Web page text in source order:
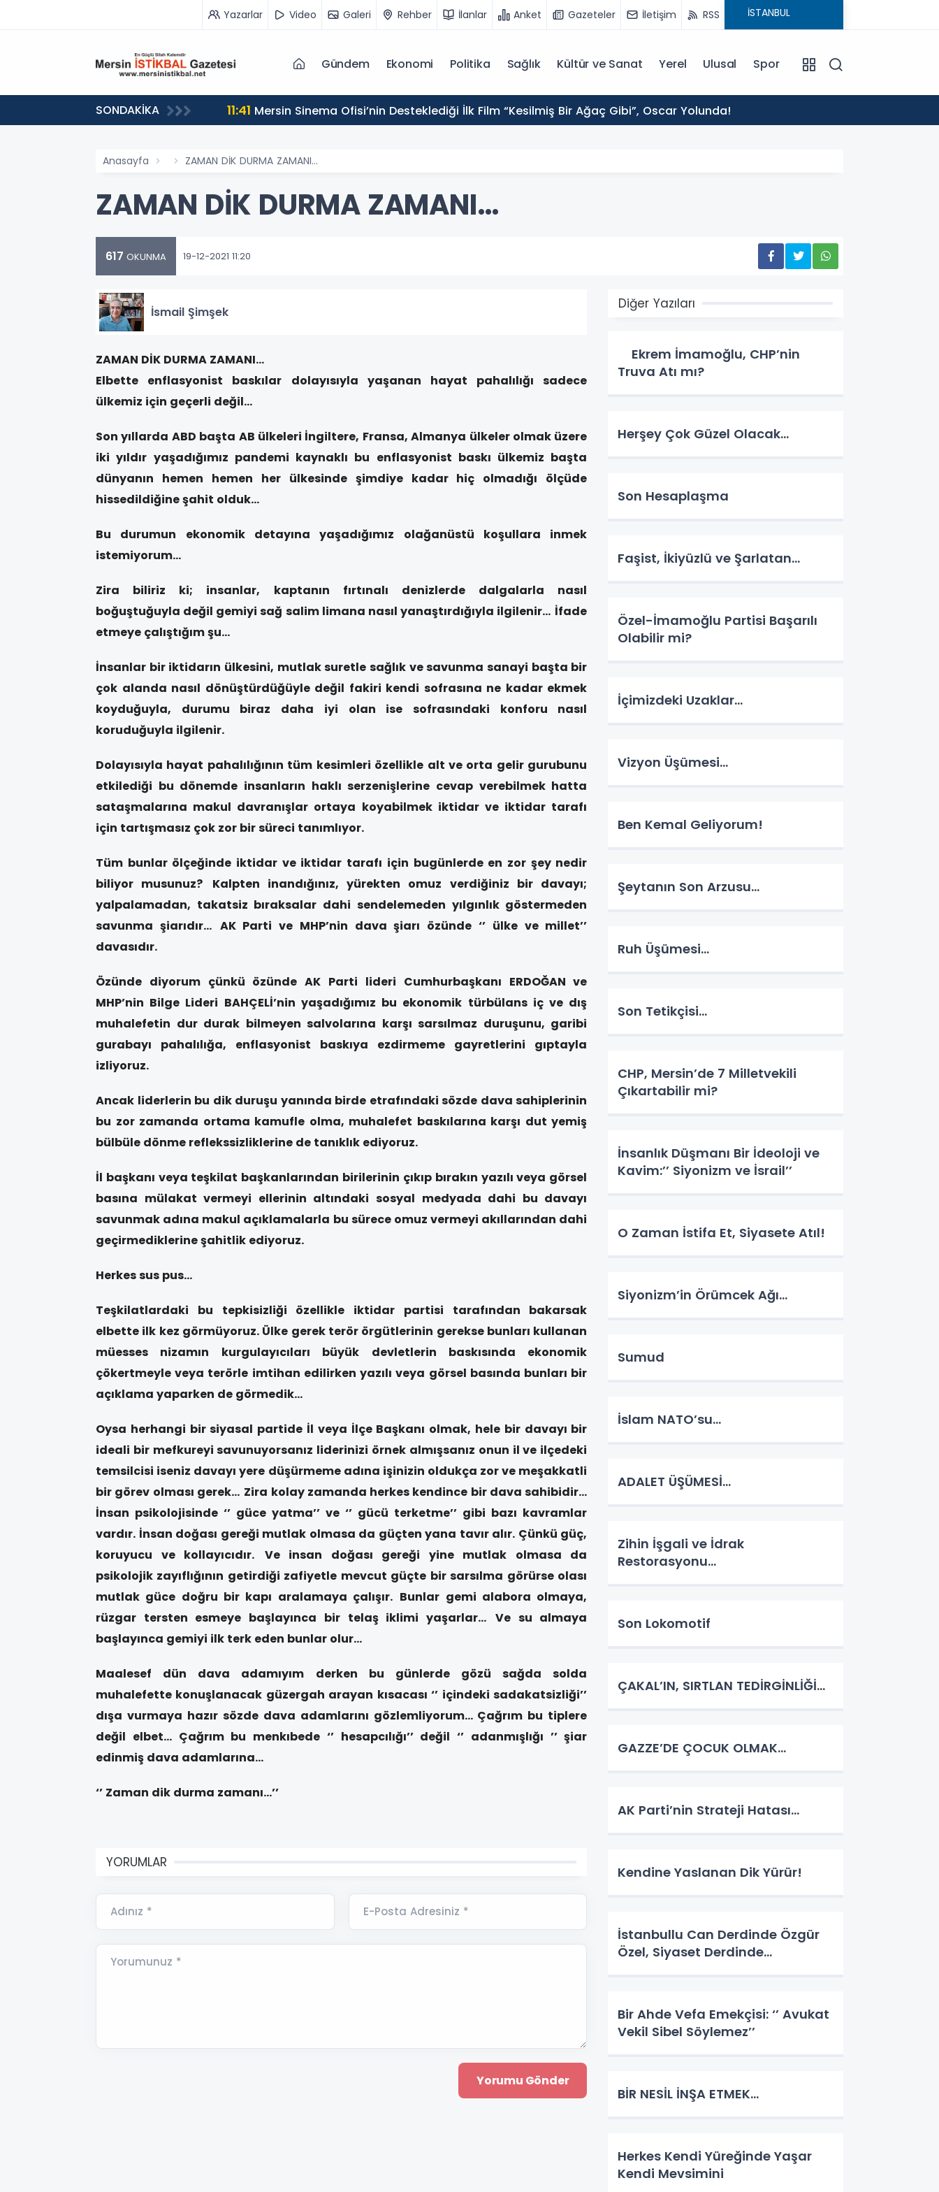
Yazarlar Video Galeri Rehber İlanlar Anket Gazeteler İletişim RSS
Gündem Ekonomi Politika Sağlık Kültür ve Sanat Yerel Ulusal Spor
SONDAKİKA 11:41 Mersin Sinema Ofisi’nin Desteklediği İlk Film “Kesilmiş Bir Ağaç Gibi”, Oscar Yolunda!
Anasayfa ZAMAN DİK DURMA ZAMANI…
ZAMAN DİK DURMA ZAMANI…
617 OKUNMA 19-12-2021 11:20
İsmail Şimşek
ZAMAN DİK DURMA ZAMANI…
Elbette enflasyonist baskılar dolayısıyla yaşanan hayat pahalılığı sadece
ülkemiz için geçerli değil…
Son yıllarda ABD başta AB ülkeleri İngiltere, Fransa, Almanya ülkeler olmak üzere
iki yıldır yaşadığımız pandemi kaynaklı bu enflasyonist baskı ülkemiz başta
dünyanın hemen hemen her ülkesinde şimdiye kadar hiç olmadığı ölçüde
hissedildiğine şahit olduk…
Bu durumun ekonomik detayına yaşadığımız olağanüstü koşullara inmek
istemiyorum…
Zira biliriz ki; insanlar, kaptanın fırtınalı denizlerde dalgalarla nasıl
boğuştuğuyla değil gemiyi sağ salim limana nasıl yanaştırdığıyla ilgilenir… İfade
etmeye çalıştığım şu…
İnsanlar bir iktidarın ülkesini, mutlak suretle sağlık ve savunma sanayi başta bir
çok alanda nasıl dönüştürdüğüyle değil fakiri kendi sofrasına ne kadar ekmek
koyduğuyla, durumu biraz daha iyi olan ise sofrasındaki konforu nasıl
koruduğuyla ilgilenir.
Dolayısıyla hayat pahalılığının tüm kesimleri özellikle alt ve orta gelir gurubunu
etkilediği bu dönemde insanların haklı serzenişlerine cevap verebilmek hatta
sataşmalarına makul davranışlar ortaya koyabilmek iktidar ve iktidar tarafı
için tartışmasız çok zor bir süreci tanımlıyor.
Tüm bunlar ölçeğinde iktidar ve iktidar tarafı için bugünlerde en zor şey nedir
biliyor musunuz?
Kalpten inandığınız, yürekten omuz verdiğiniz bir davayı;
yalpalamadan, takatsiz bıraksalar dahi sendelemeden yılgınlık göstermeden
savunma şiarıdır… AK Parti ve MHP’nin dava şiarı özünde ‘’ ülke ve millet’’
davasıdır.
Özünde diyorum çünkü özünde AK Parti lideri Cumhurbaşkanı ERDOĞAN ve
MHP’nin Bilge Lideri BAHÇELİ’nin yaşadığımız bu ekonomik türbülans iç ve dış
muhalefetin dur durak bilmeyen salvolarına karşı sarsılmaz duruşunu, garibi
gurabayı pahalılığa, enflasyonist baskıya ezdirmeme gayretlerini gıptayla
izliyoruz.
Ancak liderlerin bu dik duruşu yanında birde etrafındaki sözde dava sahiplerinin
bu zor zamanda ortama kamufle olma, muhalefet baskılarına karşı dut yemiş
bülbüle dönme reflekssizliklerine de tanıklık ediyoruz.
İl başkanı veya teşkilat başkanlarından birilerinin çıkıp bırakın yazılı veya görsel
basına mülakat vermeyi ellerinin altındaki sosyal medyada dahi bu davayı
savunmak adına makul açıklamalarla bu sürece omuz vermeyi akıllarından dahi
geçirmediklerine şahitlik ediyoruz.
Herkes sus pus…
Teşkilatlardaki bu tepkisizliği özellikle iktidar partisi tarafından bakarsak
elbette ilk kez görmüyoruz. Ülke gerek terör örgütlerinin gerekse bunları kullanan
müesses nizamın kurgulayıcıları büyük devletlerin baskısında ekonomik
çökertmeyle veya terörle imtihan edilirken yazılı veya görsel basında bunları bir
açıklama yaparken de görmedik…
Oysa herhangi bir siyasal partide İl veya İlçe Başkanı olmak, hele bir davayı bir
ideali bir mefkureyi savunuyorsanız liderinizi örnek almışsanız onun il ve ilçedeki
temsilcisi iseniz davayı yere düşürmeme adına işinizin oldukça zor ve meşakkatli
bir görev olması gerek… Zira kolay zamanda herkes kendince bir dava sahibidir…
İnsan psikolojisinde ‘’ güce yatma’’ ve ‘’ gücü terketme’’ gibi bazı kavramlar
vardır. İnsan doğası gereği mutlak olmasa da güçten yana tavır alır. Çünkü güç,
koruyucu ve kollayıcıdır.
Ve insan doğası gereği yine mutlak olmasa da
psikolojik zayıflığının getirdiği zafiyetle mevcut güçte bir sarsılma görürse olası
mutlak güce doğru bir kapı aralamaya çalışır. Bunlar gemi alabora olmaya,
rüzgar tersten esmeye başlayınca bir telaş iklimi yaşarlar… Ve su almaya
başlayınca gemiyi ilk terk eden bunlar olur…
Maalesef dün dava adamıyım derken bu günlerde gözü sağda solda
muhalefette konuşlanacak güzergah arayan kısacası ‘’ içindeki sadakatsizliği’’
dışa vurmaya hazır sözde dava adamlarını gözlemliyorum… Çağrım bu tiplere
değil elbet… Çağrım bu menkıbede ‘’ hesapcılığı’’ değil ‘’ adanmışlığı ’’ şiar
edinmiş dava adamlarına…
‘’ Zaman dik durma zamanı…’’
YORUMLAR
Adınız * E-Posta Adresiniz *
Yorumunuz *
Diğer Yazıları
Ekrem İmamoğlu, CHP’nin
Truva Atı mı?
Herşey Çok Güzel Olacak…
Son Hesaplaşma
Faşist, İkiyüzlü ve Şarlatan…
Özel-İmamoğlu Partisi Başarılı
Olabilir mi?
İçimizdeki Uzaklar…
Vizyon Üşümesi…
Ben Kemal Geliyorum!
Şeytanın Son Arzusu…
Ruh Üşümesi…
Son Tetikçisi…
CHP, Mersin’de 7 Milletvekili
Çıkartabilir mi?
İnsanlık Düşmanı Bir İdeoloji ve
Kavim:’’ Siyonizm ve İsrail’’
O Zaman İstifa Et, Siyasete Atıl!
Siyonizm’in Örümcek Ağı…
Sumud
İslam NATO’su…
ADALET ÜŞÜMESİ…
Zihin İşgali ve İdrak
Restorasyonu…
Son Lokomotif
ÇAKAL’IN, SIRTLAN TEDİRGİNLİĞİ…
GAZZE’DE ÇOCUK OLMAK…
AK Parti’nin Strateji Hatası…
Kendine Yaslanan Dik Yürür!
İstanbullu Can Derdinde Özgür
Özel, Siyaset Derdinde…
Bir Ahde Vefa Emekçisi: ‘’ Avukat
Vekil Sibel Söylemez’’
BİR NESİL İNŞA ETMEK…
Herkes Kendi Yüreğinde Yaşar
Kendi Mevsimini